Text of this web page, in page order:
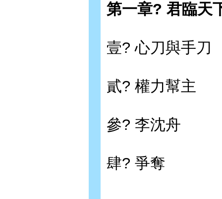
第一章? 君臨天
壹? 心刀與手刀
貳? 權力幫主
參? 李沈舟
肆? 爭奪